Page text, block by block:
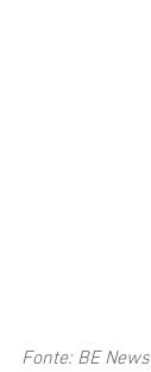
Fonte: BE News